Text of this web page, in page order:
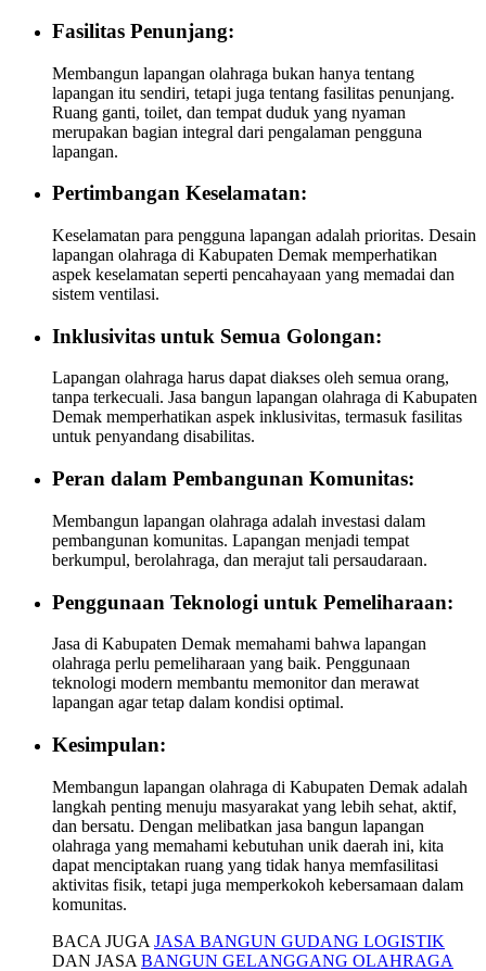
Fasilitas Penunjang:
Membangun lapangan olahraga bukan hanya tentang
lapangan itu sendiri, tetapi juga tentang fasilitas penunjang.
Ruang ganti, toilet, dan tempat duduk yang nyaman
merupakan bagian integral dari pengalaman pengguna
lapangan.
Pertimbangan Keselamatan:
Keselamatan para pengguna lapangan adalah prioritas. Desain
lapangan olahraga di Kabupaten Demak memperhatikan
aspek keselamatan seperti pencahayaan yang memadai dan
sistem ventilasi.
Inklusivitas untuk Semua Golongan:
Lapangan olahraga harus dapat diakses oleh semua orang,
tanpa terkecuali. Jasa bangun lapangan olahraga di Kabupaten
Demak memperhatikan aspek inklusivitas, termasuk fasilitas
untuk penyandang disabilitas.
Peran dalam Pembangunan Komunitas:
Membangun lapangan olahraga adalah investasi dalam
pembangunan komunitas. Lapangan menjadi tempat
berkumpul, berolahraga, dan merajut tali persaudaraan.
Penggunaan Teknologi untuk Pemeliharaan:
Jasa di Kabupaten Demak memahami bahwa lapangan
olahraga perlu pemeliharaan yang baik. Penggunaan
teknologi modern membantu memonitor dan merawat
lapangan agar tetap dalam kondisi optimal.
Kesimpulan:
Membangun lapangan olahraga di Kabupaten Demak adalah
langkah penting menuju masyarakat yang lebih sehat, aktif,
dan bersatu. Dengan melibatkan jasa bangun lapangan
olahraga yang memahami kebutuhan unik daerah ini, kita
dapat menciptakan ruang yang tidak hanya memfasilitasi
aktivitas fisik, tetapi juga memperkokoh kebersamaan dalam
komunitas.
BACA JUGA JASA BANGUN GUDANG LOGISTIK
DAN JASA BANGUN GELANGGANG OLAHRAGA